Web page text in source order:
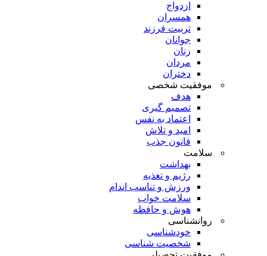
ازدواج
همسران
تربیت فرزند
جوانان
زنان
مردان
دختران
موفقیت شخصی
هدف
تصمیم گیری
اعتماد به نفس
امید و تلاش
قانون جذب
سلامت
بهداشت
رژیم و تغذیه
ورزش و تناسب اندام
سلامت خواب
هوش و حافظه
روانشناسی
خودشناسی
شخصیت شناسی